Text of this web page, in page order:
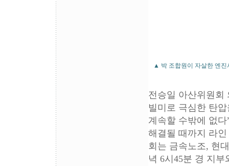
▲ 박 조합원이 자살한 엔진
전승일 아산위원회
빌미로 극심한 탄
계속할 수밖에 없
해결될 때까지 라
회는 금속노조, 현
녁 6시45분 경 지